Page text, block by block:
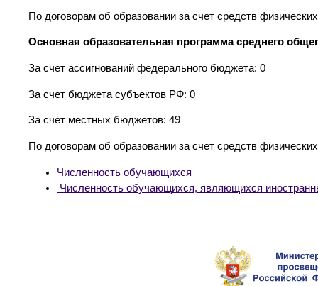
По договорам об образовании за счет средств
Основная образовательная программа среднего
За счет ассигнований федерального бюджета: 0
За счет бюджета субъектов РФ: 0
За счет местных бюджетов: 49
По договорам об образовании за счет средств
Численность обучающихся
Численность обучающихся, являющихся